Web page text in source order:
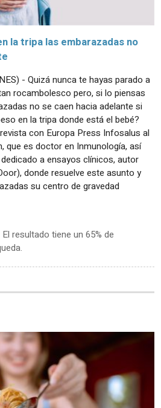
la tripa las embarazadas no
- Quizá nunca te hayas parado a
rocambolesco pero, si lo piensas
no se caen hacia adelante si
en la tripa donde está el bebé?
con Europa Press Infosalus al
que es doctor en Inmunología, así
a ensayos clínicos, autor
donde resuelve este asunto y
su centro de gravedad
El resultado tiene un 65% de